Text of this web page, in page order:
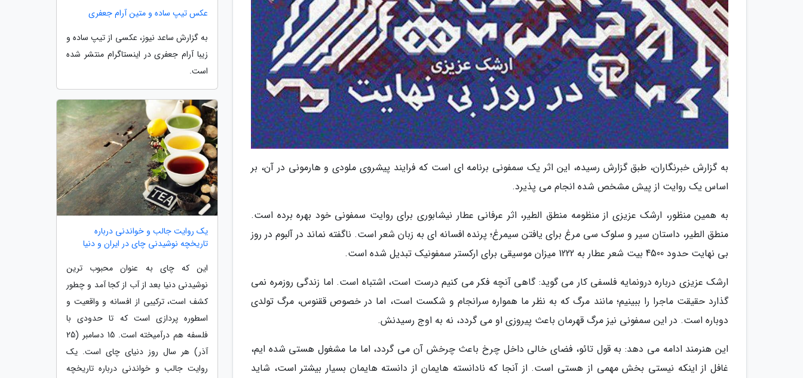
به گزارش خبرنگاران، طبق گزارش رسیده، این اثر یک سمفونی برنامه ای است که فرایند پیشروی ملودی و هارمونی در آن، بر
اساس یک روایت از پیش مشخص شده انجام می پذیرد.
به همین منظور، ارشک عزیزی از منظومه منطق الطیر، اثر عرفانی عطار نیشابوری برای روایت سمفونی خود بهره برده است.
منطق الطیر، داستان سیر و سلوک سی مرغ برای یافتن سیمرغ؛ پرنده افسانه ای به زبان شعر است. ناگفته نماند در آلبوم در روز
بی نهایت حدود 4500 بیت شعر عطار به 1222 میزان موسیقی برای ارکستر سمفونیک تبدیل شده است.
ارشک عزیزی درباره درونمایه فلسفی کار می گوید: گاهی آنچه فکر می کنیم درست است، اشتباه است. اما زندگی روزمره نمی
گذارد حقیقت ماجرا را ببینیم؛ مانند مرگ که به نظر ما همواره سرانجام و شکست است، اما در خصوص ققنوس، مرگ تولدی
دوباره است. در این سمفونی نیز مرگ قهرمان باعث پیروزی او می گردد، نه به اوج رسیدنش.
این هنرمند ادامه می دهد: به قول تائو، فضای خالی داخل چرخ باعث چرخش آن می گردد، اما ما مشغول هستی شده ایم،
غافل از اینکه نیستی بخش مهمی از هستی است. از آنجا که نادانسته هایمان از دانسته هایمان بسیار بیشتر است، شاید
عکس تیپ ساده و متین آرام جعفری
به گزارش ساعد نیوز، عکسی از تیپ ساده و
زیبا آرام جعفری در اینستاگرام منتشر شده
است.
یک روایت جالب و خواندنی درباره
تاریخچه نوشیدنی چای در ایران و دنیا
این که چای به عنوان محبوب ترین
نوشیدنی دنیا بعد از آب از کجا آمد و چطور
کشف است، ترکیبی از افسانه و واقعیت و
اسطوره پردازی است که تا حدودی با
فلسفه هم درآمیخته است. 15 دسامبر (25
آذر) هر سال روز دنیای چای است. یک
روایت جالب و خواندنی درباره تاریخچه